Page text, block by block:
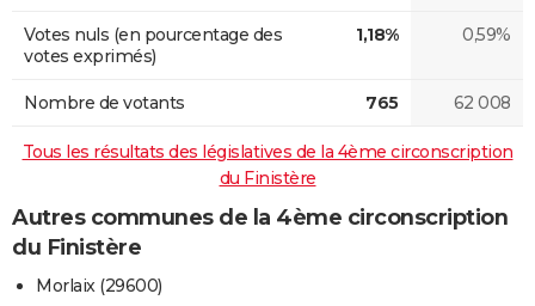
Votes nuls (en pourcentage des
votes exprimés)
1,18% 0,59%
Nombre de votants 765 62 008
Tous les résultats des législatives de la 4ème circonscription
du Finistère
Autres communes de la 4ème circonscription
du Finistère
Morlaix (29600)